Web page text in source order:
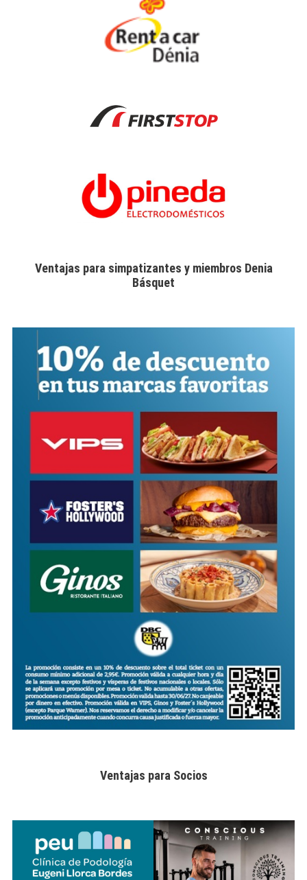
Ventajas para simpatizantes y miembros Denia
Básquet
Ventajas para Socios